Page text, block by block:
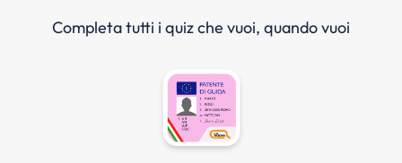
Completa tutti i quiz che vuoi, quando vuoi